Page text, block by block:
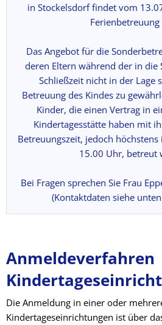
in Stockelsdorf findet vom
Ferienbetreuung
Das Angebot für die
deren Eltern während der in die
Schließzeit nicht in der Lage
Betreuung des Kindes zu
Kinder, die einen Vertrag in
Kindertagesstätte haben mit
Betreuungszeit, jedoch
15.00 Uhr, betreut
Bei Fragen sprechen Sie Frau
(Kontaktdaten siehe
Anmeldeverfahren
Die Anmeldung in einer oder
Kindertageseinrichtungen ist über